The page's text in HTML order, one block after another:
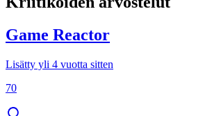
Game Reactor
Lisätty yli 4 vuotta sitten
70